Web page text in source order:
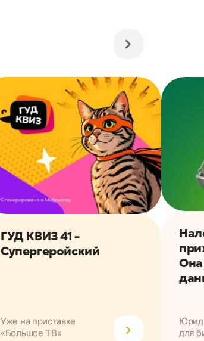
ГУД КВИЗ 41 -
Супергеройский
Уже на приставке
«Большое ТВ»
Она
для